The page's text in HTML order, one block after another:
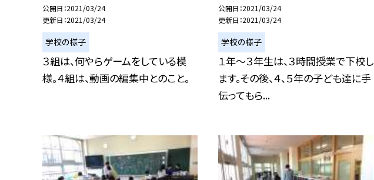
公開日 2021/03/24
更新日 2021/03/24
学校の様子
３組は、何やらゲームをしている模
様。４組は、動画の編集中とのこと。
公開日 2021/03/24
更新日 2021/03/24
学校の様子
１年〜３年生は、３時間授業で下校し
ます。その後、４、５年の子ども達に手
伝ってもら...